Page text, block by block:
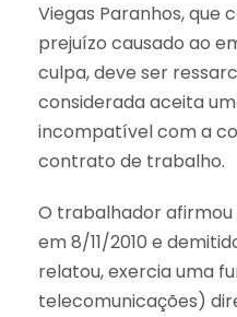
Viegas Paranhos, que
prejuízo causado ao
culpa, deve ser
considerada aceita
incompatível com a
contrato de trabalho.
O trabalhador
em 8/11/2010 e
relatou, exercia uma
telecomunicações)